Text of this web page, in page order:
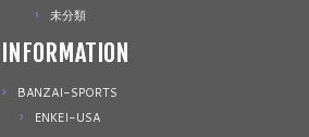
未分類
INFORMATION
BANZAI-SPORTS
ENKEI-USA